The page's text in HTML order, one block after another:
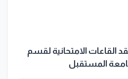
القاعات الامتحانية لقسم
جامعة المستقبل